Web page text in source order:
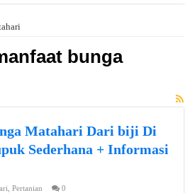
bunga
Matahari Dari biji Di
Sederhana + Informasi
,Pertanian 0